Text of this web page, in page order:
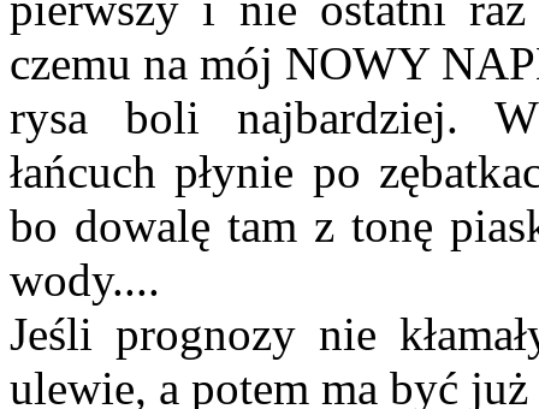
czemu na mój NOWY
rysa boli najbardziej.
łańcuch płynie po
bo dowalę tam z tonę
wody....
Jeśli prognozy nie
ulewie, a potem ma być już